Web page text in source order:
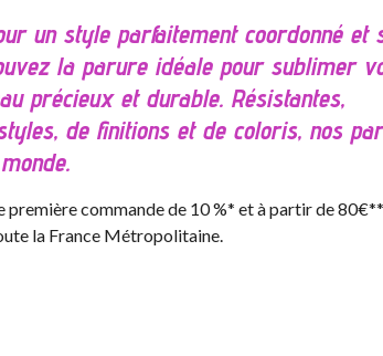
un style parfaitement coordonné et
la parure idéale pour sublimer
précieux et durable. Résistantes,
de finitions et de coloris, nos
commande de 10 %* et à partir de
la France Métropolitaine.